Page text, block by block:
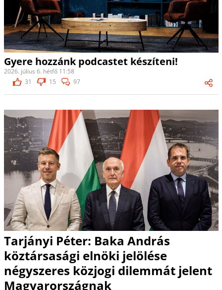
Gyere hozzánk podcastet készíteni!
2026. július 6. hétfő 11:58
31
15 97
Tarjányi Péter: Baka András
köztársasági elnöki jelölése
négyszeres közjogi dilemmát jelent
Magyarországnak